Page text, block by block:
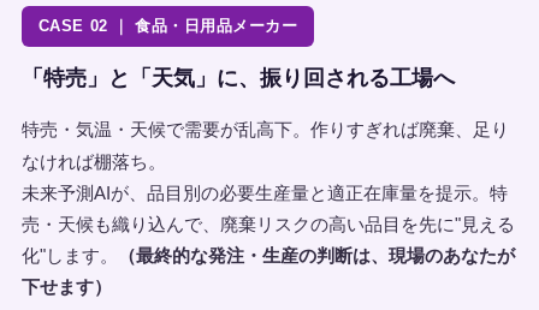
CASE 02 ｜ 食品・日用品メーカー
「特売」と「天気」に、振り回される工場へ
特売・気温・天候で需要が乱高下。作りすぎれば廃棄、足り
なければ棚落ち。
未来予測AIが、品目別の必要生産量と適正在庫量を提示。特
売・天候も織り込んで、廃棄リスクの高い品目を先に"見える
化"します。
（最終的な発注・生産の判断は、現場のあなたが
下せます）